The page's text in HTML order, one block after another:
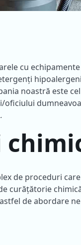
cu
noastră este
de proceduri
curățătorie
de abordare